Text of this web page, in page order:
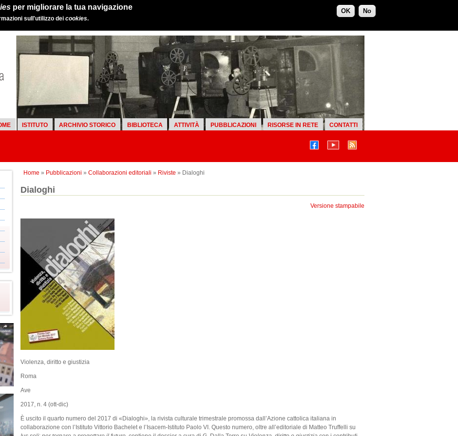
per migliorare la tua navigazione
sull'utilizzo dei cookies.
OK No
ISTITUTO ARCHIVIO STORICO BIBLIOTECA ATTIVITÀ PUBBLICAZIONI RISORSE IN RETE CONTATTI
Home » Pubblicazioni » Collaborazioni editoriali » Riviste » Dialoghi
Dialoghi
Versione stampabile
Violenza, diritto e giustizia
Roma
Ave
2017, n. 4 (ott-dic)
È uscito il quarto numero del 2017 di «Dialoghi», la rivista culturale trimestrale promossa dall’Azione cattolica italiana in
collaborazione con l’Istituto Vittorio Bachelet e l’Isacem-Istituto Paolo VI. Questo numero, oltre all’editoriale di Matteo Truffelli su